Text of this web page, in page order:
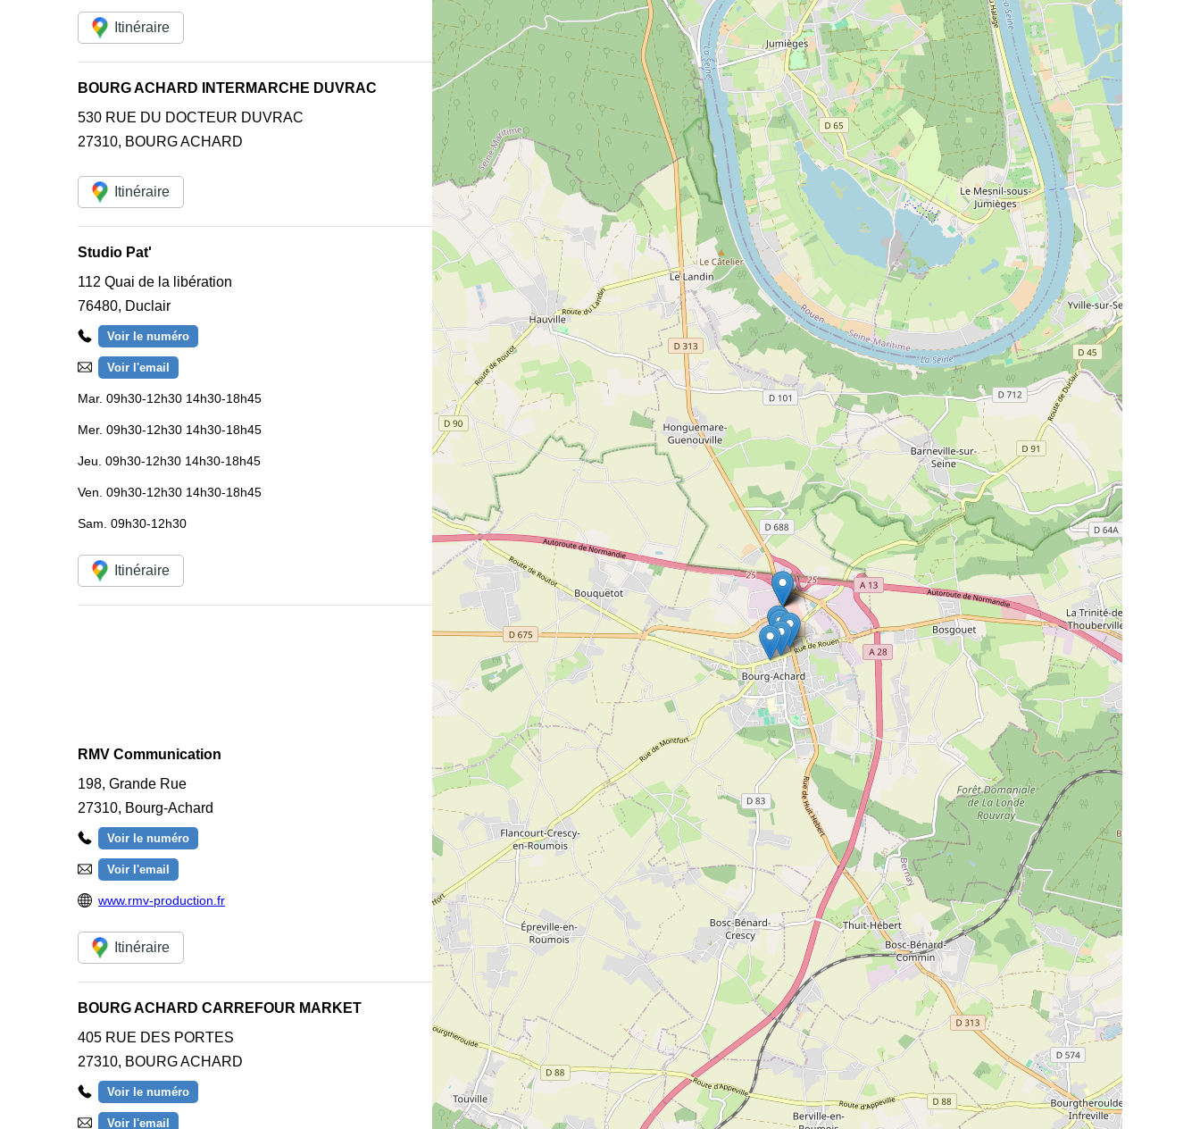
Itinéraire
BOURG ACHARD INTERMARCHE DUVRAC
530 RUE DU DOCTEUR DUVRAC
27310, BOURG ACHARD
Itinéraire
Studio Pat'
112 Quai de la libération
76480, Duclair
Voir le numéro
Voir l'email
Mar. 09h30-12h30 14h30-18h45
Mer. 09h30-12h30 14h30-18h45
Jeu. 09h30-12h30 14h30-18h45
Ven. 09h30-12h30 14h30-18h45
Sam. 09h30-12h30
Itinéraire
RMV Communication
198, Grande Rue
27310, Bourg-Achard
Voir le numéro
Voir l'email
www.rmv-production.fr
Itinéraire
BOURG ACHARD CARREFOUR MARKET
405 RUE DES PORTES
27310, BOURG ACHARD
Voir le numéro
Voir l'email